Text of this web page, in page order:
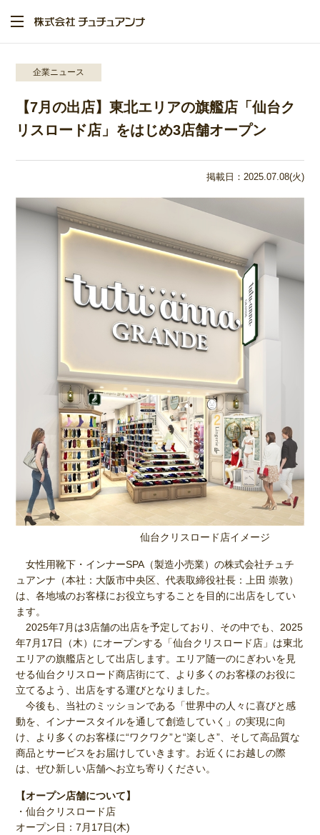
コ
企業ニュース
【7月の出店】東北エリアの旗艦店「仙台ク
リスロード店」をはじめ3店舗オープン
掲載日：2025.07.08(火)
仙台クリスロード店イメージ
女性用靴下・インナーSPA（製造小売業）の株式会社チュチ
ュアンナ（本社：大阪市中央区、代表取締役社長：上田 崇敦）
は、各地域のお客様にお役立ちすることを目的に出店をしてい
ます。
2025年7月は3店舗の出店を予定しており、その中でも、2025
年7月17日（木）にオープンする「仙台クリスロード店」は東北
エリアの旗艦店として出店します。エリア随一のにぎわいを見
せる仙台クリスロード商店街にて、より多くのお客様のお役に
立てるよう、出店をする運びとなりました。
今後も、当社のミッションである「世界中の人々に喜びと感
動を、インナースタイルを通して創造していく」の実現に向
け、より多くのお客様に“ワクワク”と“楽しさ”、そして高品質な
商品とサービスをお届けしていきます。お近くにお越しの際
は、ぜひ新しい店舗へお立ち寄りください。
【オープン店舗について】
・仙台クリスロード店
オープン日：7月17日(木)